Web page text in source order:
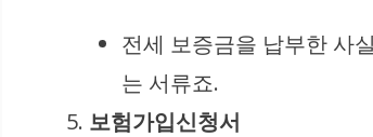
전세 보증금을 납부한 사
는 서류죠.
보험가입신청서